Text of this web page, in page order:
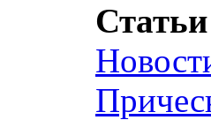
Статьи